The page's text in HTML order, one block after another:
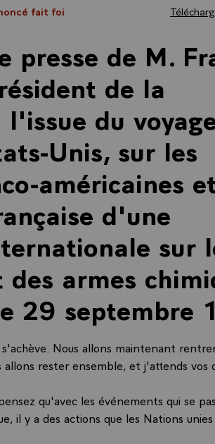
fait foi
presse de M.
de la
l'issue du
Unis, sur les
américaines
d'une
sur
armes
29 septembre
Nous allons maintenant rentrer
rester ensemble, et j'attends vos
qu'avec les événements qui se
il y a des actions que les Nations